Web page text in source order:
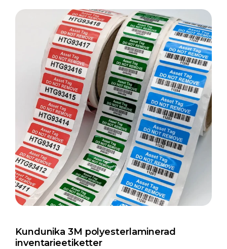
Kundunika 3M polyesterlaminerad
inventarieetiketter